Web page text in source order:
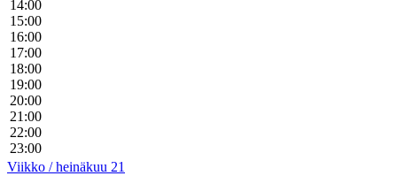
14:00
15:00
16:00
17:00
18:00
19:00
20:00
21:00
22:00
23:00
Viikko / heinäkuu 21